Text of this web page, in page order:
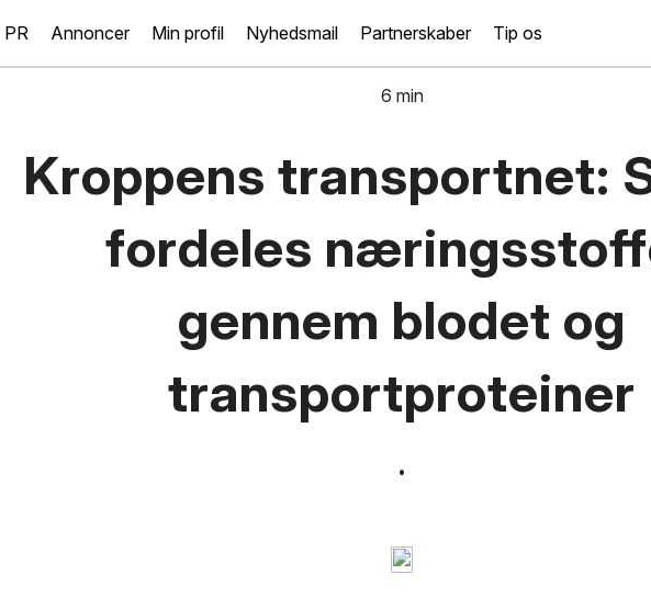
PR Annoncer Min profil Nyhedsmail Partnerskaber Tip os
Kroppens transportnet:
fordeles
gennem blodet og
transportproteiner
6 min